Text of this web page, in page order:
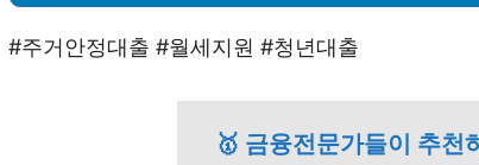
#주거안정대출 #월세지원 #청년대출
🥇 금융전문가들이 추천